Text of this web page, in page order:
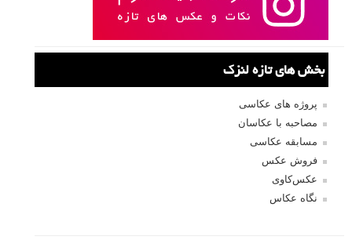
رمز عبور
ثبت نام
جستجو یرای: